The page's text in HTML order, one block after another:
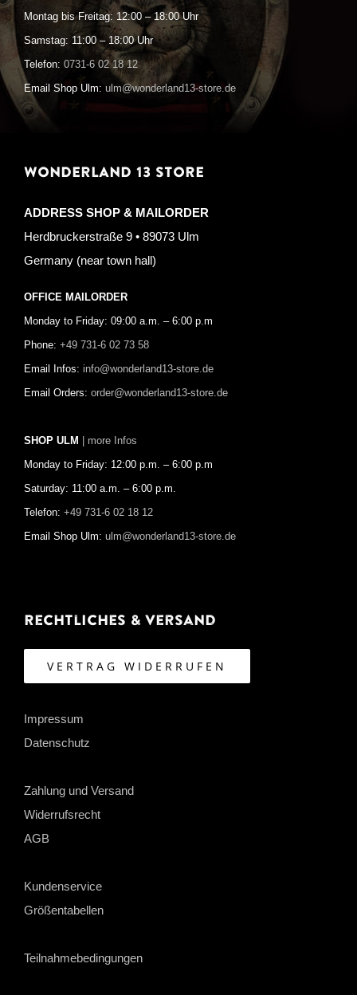
Montag bis Freitag: 12:00 – 18:00 Uhr
Samstag: 11:00 – 18:00 Uhr
Telefon: 0731-6 02 18 12
Email Shop Ulm: ulm@wonderland13-store.de
WONDERLAND 13 STORE
ADDRESS SHOP & MAILORDER
Herdbruckerstraße 9 • 89073 Ulm
Germany (near town hall)
OFFICE MAILORDER
Monday to Friday: 09:00 a.m. – 6:00 p.m
Phone: +49 731-6 02 73 58
Email Infos: info@wonderland13-store.de
Email Orders: order@wonderland13-store.de
SHOP ULM | more Infos
Monday to Friday: 12:00 p.m. – 6:00 p.m
Saturday: 11:00 a.m. – 6:00 p.m.
Telefon: +49 731-6 02 18 12
Email Shop Ulm: ulm@wonderland13-store.de
Rechtliches & Versand
VERTRAG WIDERRUFEN
Impressum
Datenschutz
Zahlung und Versand
Widerrufsrecht
AGB
Kundenservice
Größentabellen
Teilnahmebedingungen